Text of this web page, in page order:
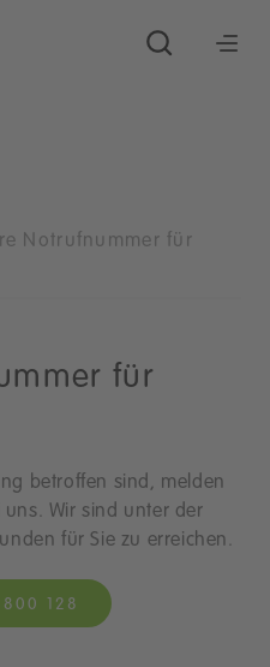
Notrufnummer für
für
betroffen sind, melden
Wir sind unter der
für Sie zu erreichen.
800 128